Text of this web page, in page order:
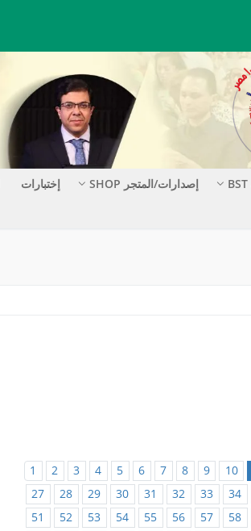
إصدارات/المتجر SHOP إختبارات
1 2 3 4 5 6 7 8 9 10
27
28 29 30 31 32 33 34
51
52 53 54 55 56 57 58